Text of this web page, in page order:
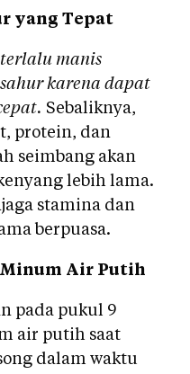
yang Tepat
terlalu manis
karena dapat
Sebaliknya,
protein, dan
seimbang akan
lebih lama.
stamina dan
berpuasa.
Minum Air Putih
pada pukul 9
air putih saat
dalam waktu